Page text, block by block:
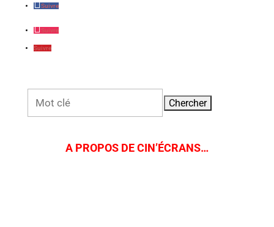
Suivre
Suivre
Suivre
Rechercher:
A PROPOS DE CIN’ÉCRANS…